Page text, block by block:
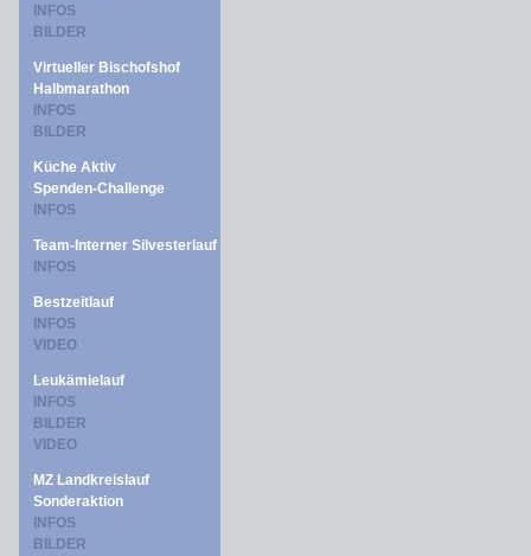
INFOS
BILDER
Virtueller Bischofshof
Halbmarathon
INFOS
BILDER
Küche Aktiv
Spenden-Challenge
INFOS
Team-Interner Silvesterlauf
INFOS
Bestzeitlauf
INFOS
VIDEO
Leukämielauf
INFOS
BILDER
VIDEO
MZ Landkreislauf
Sonderaktion
INFOS
BILDER